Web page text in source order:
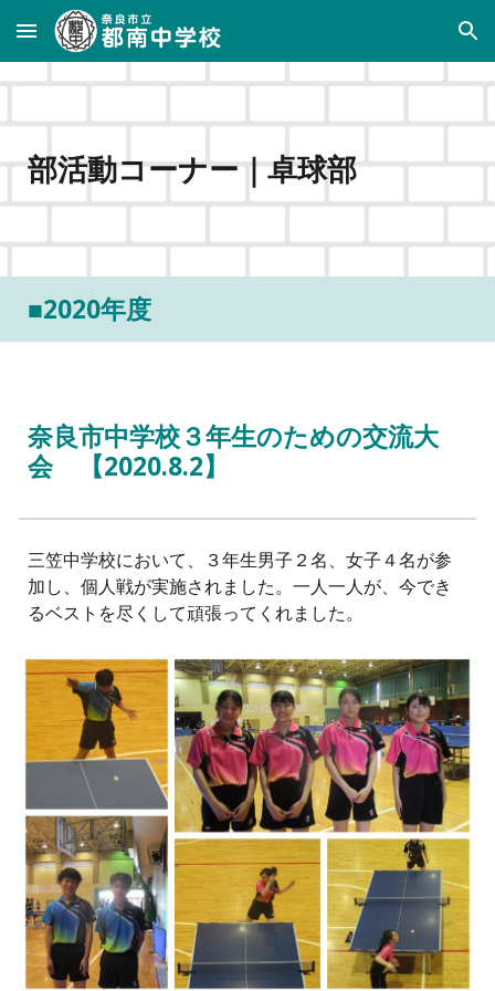
Skip to main content Skip to navigation
部活動コーナー｜卓球部
■2020年度
奈良市中学校３年生のための交流大
会 【2020.8.2】
三笠中学校において、３年生男子２名、女子４名が参
加し、個人戦が実施されました。一人一人が、今でき
るベストを尽くして頑張ってくれました。